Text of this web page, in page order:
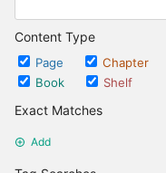
Content Type
Page
Chapter
Book
Shelf
Exact Matches
Add